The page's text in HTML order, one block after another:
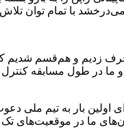
با تمام توان
زدیم و هم‌قسم شدیم
کار کنیم. تا دقیقه ۹۰ بازی ۰-
اولین بار به تیم
ما در ‏موقعیت‌های